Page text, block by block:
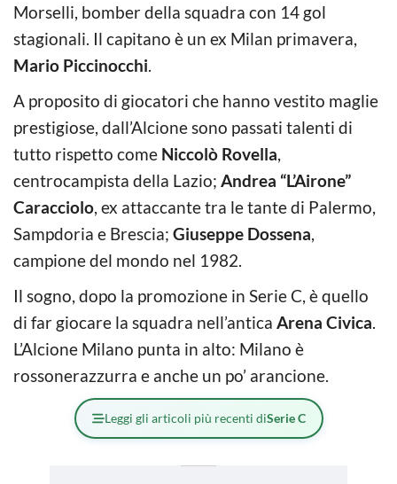
Morselli, bomber della squadra con 14 gol
stagionali. Il capitano è un ex Milan primavera,
Mario Piccinocchi.
A proposito di giocatori che hanno vestito maglie
prestigiose, dall’Alcione sono passati talenti di
tutto rispetto come Niccolò Rovella,
centrocampista della Lazio; Andrea “L’Airone”
Caracciolo, ex attaccante tra le tante di Palermo,
Sampdoria e Brescia; Giuseppe Dossena,
campione del mondo nel 1982.
Il sogno, dopo la promozione in Serie C, è quello
di far giocare la squadra nell’antica Arena Civica.
L’Alcione Milano punta in alto: Milano è
rossonerazzurra e anche un po’ arancione.
Leggi gli articoli più recenti diSerie C